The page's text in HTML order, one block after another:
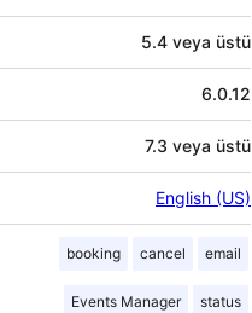
5.4 veya üstü
6.0.12
7.3 veya üstü
English (US)
booking cancel email
Events Manager status